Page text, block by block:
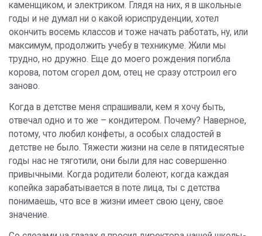
каменщиком, и электриком. Глядя на них, я в школьные
годы и не думал ни о какой юриспруденции, хотел
окончить восемь классов и тоже начать работать, ну, или
максимум, продолжить учебу в техникуме. Жили мы
трудно, но дружно. Еще до моего рождения погибла
корова, потом сгорел дом, отец не сразу отстроил его
заново.
Когда в детстве меня спрашивали, кем я хочу быть,
отвечал одно и то же – кондитером. Почему? Наверное,
потому, что любил конфеты, а особых сладостей в
детстве не было. Тяжести жизни на селе в пятидесятые
годы нас не тяготили, они были для нас совершенно
привычными. Когда родители болеют, когда каждая
копейка зарабатывается в поте лица, ты с детства
понимаешь, что все в жизни имеет свою цену, свое
значение.